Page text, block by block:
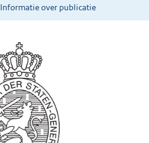
Informatie over publicatie